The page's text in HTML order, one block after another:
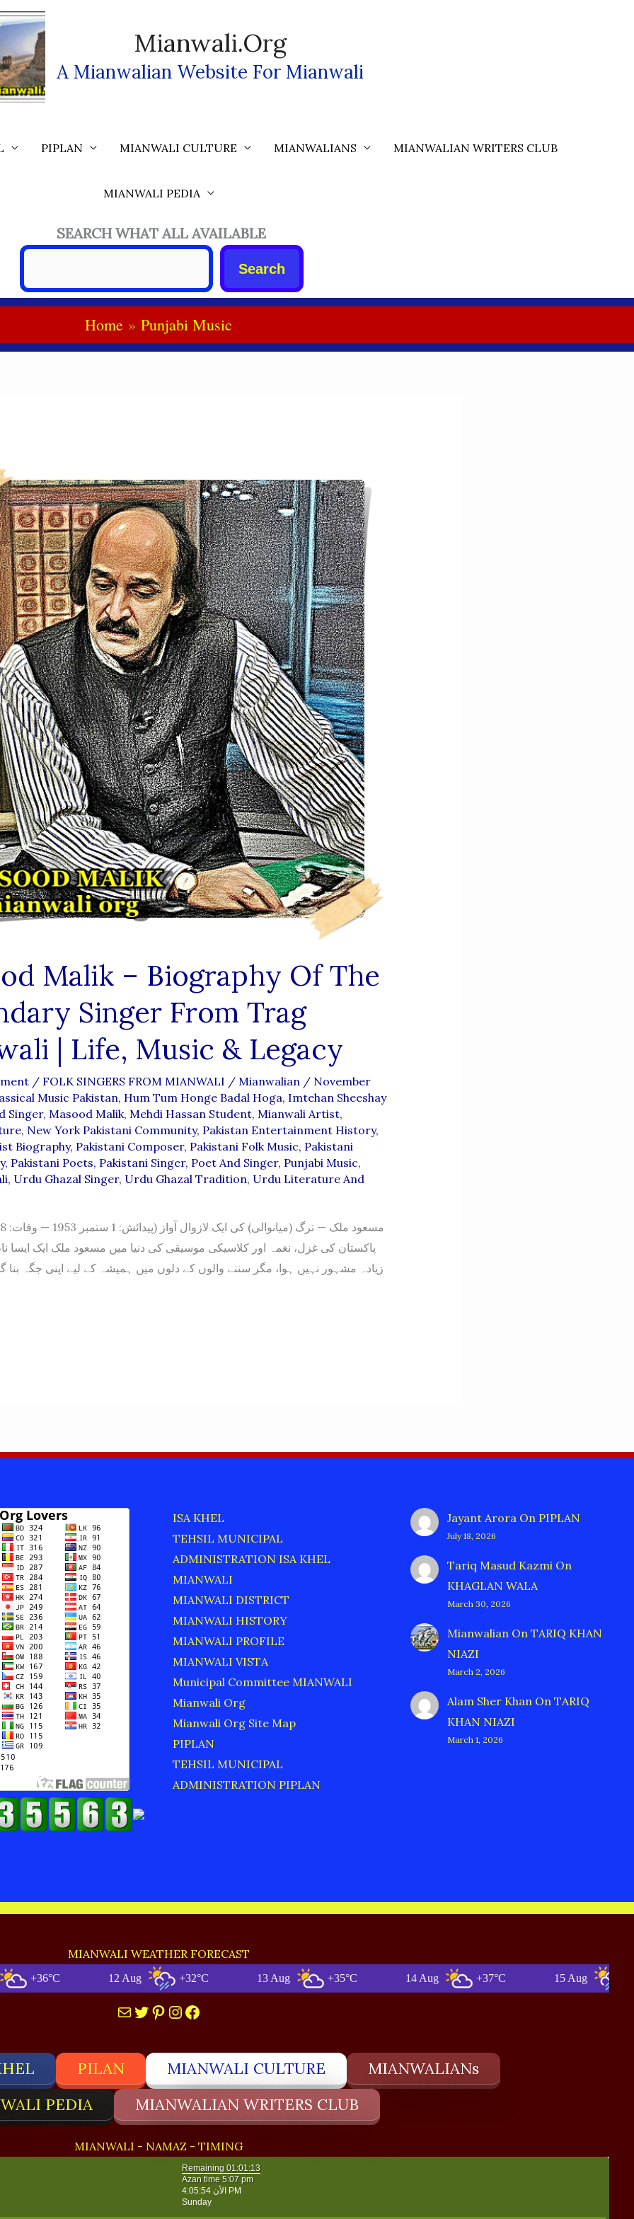
Mianwali.org
A Mianwalian Website For Mianwali
PIPLAN MIANWALI CULTURE MIANWALIANS MIANWALIAN WRITERS CLUB
MIANWALI PEDIA
SEARCH WHAT ALL AVAILABLE
Search
Home Punjabi Music
Malik – Biography Of The
Singer From Trag
| Life, Music & Legacy
/ FOLK SINGERS FROM MIANWALI / Mianwalian / November
Music Pakistan, Hum Tum Honge Badal Hoga, Imtehan Sheeshay
Singer, Masood Malik, Mehdi Hassan Student, Mianwali Artist,
, New York Pakistani Community, Pakistan Entertainment History,
Biography, Pakistani Composer, Pakistani Folk Music, Pakistani
, Pakistani Poets, Pakistani Singer, Poet And Singer, Punjabi Music,
, Urdu Ghazal Singer, Urdu Ghazal Tradition, Urdu Literature And
پاکستان کی غزل، نغمہ اور کلاسیکی موسیقی کی دنیا میں مسعود ملک ایک ایسا
زیادہ مشہور نہیں ہوا، مگر سننے والوں کے دلوں میں ہمیشہ کے لیے اپنی جگہ بنا
ISA KHEL
TEHSIL MUNICIPAL
ADMINISTRATION ISA KHEL
MIANWALI
MIANWALI DISTRICT
MIANWALI HISTORY
MIANWALI PROFILE
MIANWALI VISTA
Municipal Committee MIANWALI
Mianwali Org
Mianwali Org Site Map
PIPLAN
TEHSIL MUNICIPAL
ADMINISTRATION PIPLAN
Jayant Arora On PIPLAN
July 18, 2026
Tariq Masud Kazmi On
KHAGLAN WALA
March 30, 2026
Mianwalian On TARIQ KHAN
NIAZI
March 2, 2026
Alam Sher Khan On TARIQ
KHAN NIAZI
March 1, 2026
MIANWALI WEATHER FORECAST
+36°C 12 Aug +32°C 13 Aug +35°C 14 Aug +37°C 15 Aug +35°C
MailTwitter
Pinterest
Instagram
Facebook
PILAN MIANWALI CULTURE
MIANWALIANs
PEDIA
MIANWALIAN WRITERS CLUB
MIANWALI - NAMAZ - TIMING